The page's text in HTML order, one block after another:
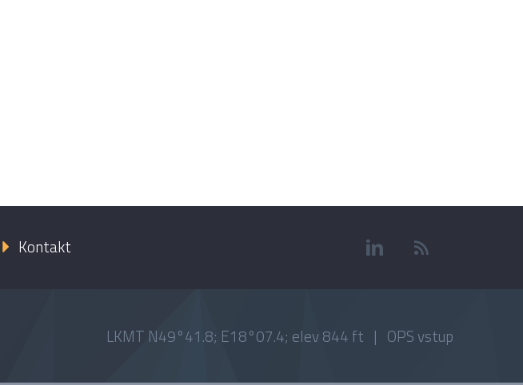
Kontakt
LKMT N49°41.8; E18°07.4; elev 844 ft | OPS vstup